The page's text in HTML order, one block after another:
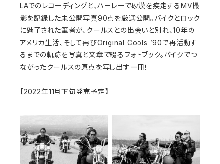
LAでのレコーディングと、ハーレーで砂漠を疾走するMV撮
影を記録した未公開写真90点を厳選公開。バイクとロック
に魅了された筆者が、クールスとの出会いと別れ、10年の
アメリカ生活、そして再びOriginal Cools ’90で再活動す
るまでの軌跡を写真と文章で綴るフォトブック。バイクでつ
ながったクールスの原点を写し出す一冊！
【2022年11月下旬発売予定】